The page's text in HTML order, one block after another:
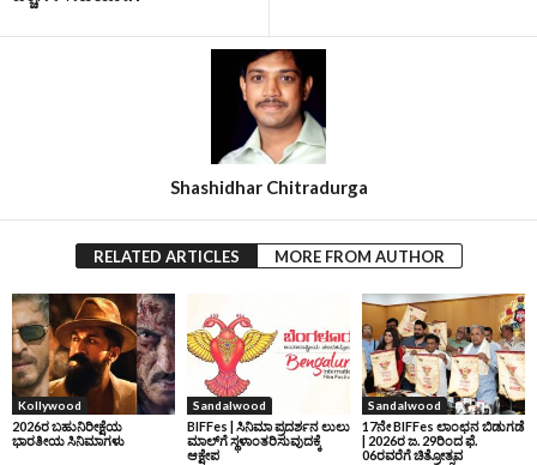
Shashidhar Chitradurga
RELATED ARTICLES MORE FROM AUTHOR
Kollywood
2026ರ ಬಹುನಿರೀಕ್ಷೆಯ
ಭಾರತೀಯ ಸಿನಿಮಾಗಳು
Sandalwood
BIFFes | ಸಿನಿಮಾ ಪ್ರದರ್ಶನ ಲುಲು
ಮಾಲ್‌ಗೆ ಸ್ಥಳಾಂತರಿಸುವುದಕ್ಕೆ
ಆಕ್ಷೇಪ
Sandalwood
17ನೇ BIFFes ಲಾಂಛನ ಬಿಡುಗಡೆ
| 2026ರ ಜ. 29ರಿಂದ ಫೆ.
06ರವರೆಗೆ ಚಿತ್ರೋತ್ಸವ